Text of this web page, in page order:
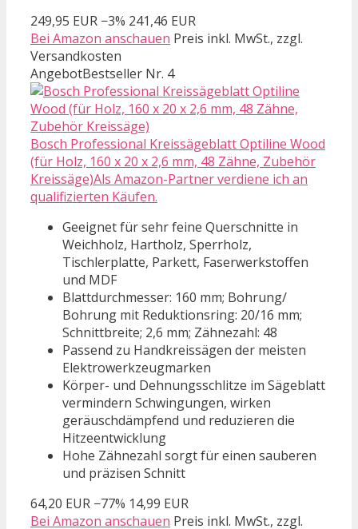
249,95 EUR −3% 241,46 EUR
Bei Amazon anschauen Preis inkl. MwSt., zzgl.
Versandkosten
AngebotBestseller Nr. 4
Bosch Professional Kreissägeblatt Optiline Wood
(für Holz, 160 x 20 x 2,6 mm, 48 Zähne, Zubehör
Kreissäge)Als Amazon-Partner verdiene ich an
qualifizierten Käufen.
Geeignet für sehr feine Querschnitte in
Weichholz, Hartholz, Sperrholz,
Tischlerplatte, Parkett, Faserwerkstoffen
und MDF
Blattdurchmesser: 160 mm; Bohrung/
Bohrung mit Reduktionsring: 20/16 mm;
Schnittbreite; 2,6 mm; Zähnezahl: 48
Passend zu Handkreissägen der meisten
Elektrowerkzeugmarken
Körper- und Dehnungsschlitze im Sägeblatt
vermindern Schwingungen, wirken
geräuschdämpfend und reduzieren die
Hitzeentwicklung
Hohe Zähnezahl sorgt für einen sauberen
und präzisen Schnitt
64,20 EUR −77% 14,99 EUR
Bei Amazon anschauen Preis inkl. MwSt., zzgl.